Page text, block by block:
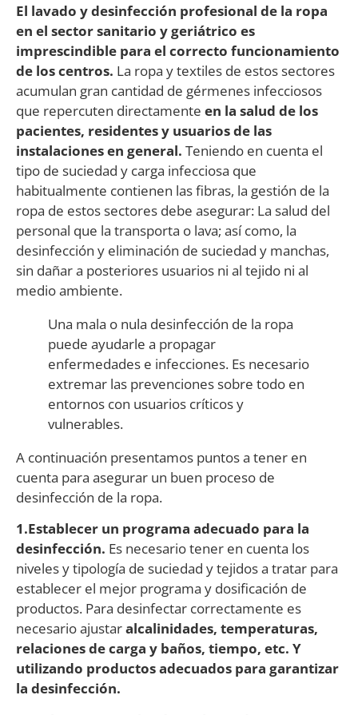
El lavado y desinfección profesional de la ropa
en el sector sanitario y geriátrico es
imprescindible para el correcto funcionamiento
de los centros. La ropa y textiles de estos sectores
acumulan gran cantidad de gérmenes infecciosos
que repercuten directamente en la salud de los
pacientes, residentes y usuarios de las
instalaciones en general. Teniendo en cuenta el
tipo de suciedad y carga infecciosa que
habitualmente contienen las fibras, la gestión de la
ropa de estos sectores debe asegurar: La salud del
personal que la transporta o lava; así como, la
desinfección y eliminación de suciedad y manchas,
sin dañar a posteriores usuarios ni al tejido ni al
medio ambiente.
Una mala o nula desinfección de la ropa
puede ayudarle a propagar
enfermedades e infecciones. Es necesario
extremar las prevenciones sobre todo en
entornos con usuarios críticos y
vulnerables.
A continuación presentamos puntos a tener en
cuenta para asegurar un buen proceso de
desinfección de la ropa.
1.Establecer un programa adecuado para la
desinfección. Es necesario tener en cuenta los
niveles y tipología de suciedad y tejidos a tratar para
establecer el mejor programa y dosificación de
productos. Para desinfectar correctamente es
necesario ajustaralcalinidades, temperaturas,
relaciones de carga y baños, tiempo, etc. Y
utilizando productos adecuados para garantizar
la desinfección.